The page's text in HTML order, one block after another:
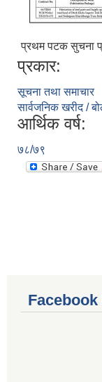
प्रथम पटक सुचना
प्रकार:
सूचना तथा समाचार
सार्वजनिक खरीद /
आर्थिक वर्ष:
७८/७९
Facebook